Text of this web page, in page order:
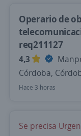
Operario de
req211127
4,3
Córdoba,
Hace 3 horas
Se precisa